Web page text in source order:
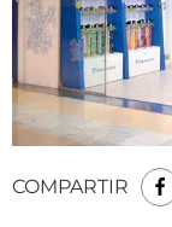
COMPARTIR